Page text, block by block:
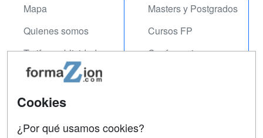
Mapa
Quienes somos
Tarifas publicidad
Acceso Usuarios
Acceso Centros
Masters y Postgrados
Cursos FP
Conferencias
Cookies
¿Por qué usamos cookies?